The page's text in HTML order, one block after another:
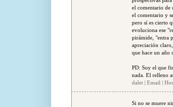
el comentario de
el comentario y
pero sí es cierto
evoluciona ese
pirámide, "entra
apreciación
que hace un año
PD: Soy el que
nada. El relleno
dalet | Email |
Si no se muere